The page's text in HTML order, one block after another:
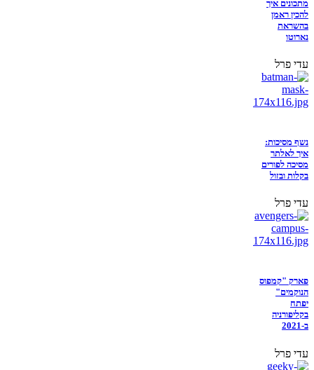
מתכונים איך
להכין ראמן
בהשראת
נארוטו
עדי פרל
נשף מסיכות:
איך לאלתר
מסיכה לפורים
בקלות ובזול
עדי פרל
פארק "קמפוס
הנוקמים"
יפתח
בקליפורניה
ב-2021
עדי פרל